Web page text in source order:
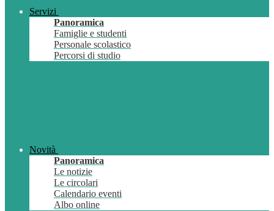
Servizi
Panoramica
Famiglie e studenti
Personale scolastico
Percorsi di studio
Novità
Panoramica
Le notizie
Le circolari
Calendario eventi
Albo online